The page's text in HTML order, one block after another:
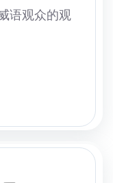
语观众的观